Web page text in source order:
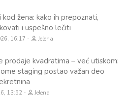
žena: kako ih prepoznati,
i uspešno lečiti
16:17 Jelena
prodaje kvadratima – već utiskom:
staging postao važan deo
13:52 Jelena